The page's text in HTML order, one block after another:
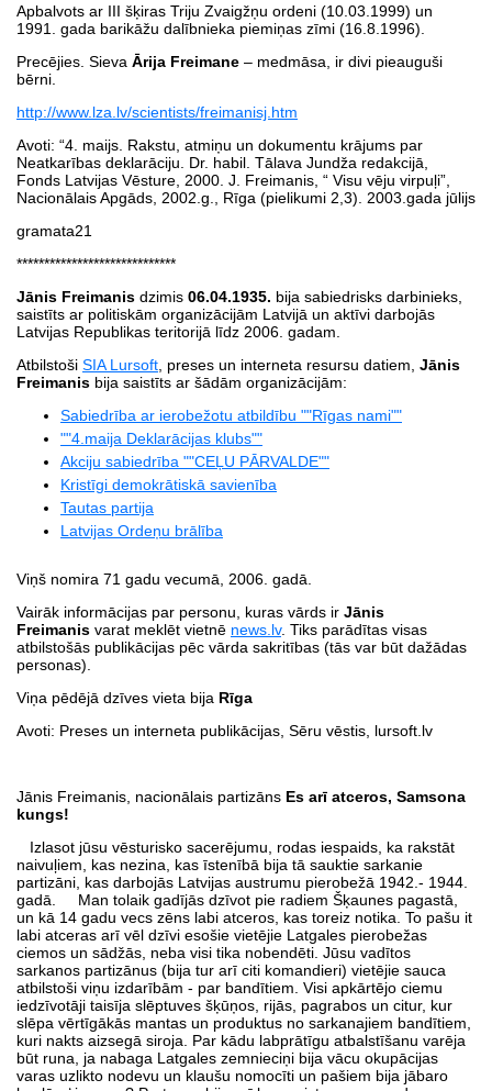
Apbalvots ar III šķiras Triju Zvaigžņu ordeni (10.03.1999) un
1991. gada barikāžu dalībnieka piemiņas zīmi (16.8.1996).
Precējies. Sieva Ārija Freimane – medmāsa, ir divi pieauguši
bērni.
http://www.lza.lv/scientists/freimanisj.htm
Avoti: “4. maijs. Rakstu, atmiņu un dokumentu krājums par
Neatkarības deklarāciju. Dr. habil. Tālava Jundža redakcijā,
Fonds Latvijas Vēsture, 2000. J. Freimanis, “ Visu vēju virpuļi”,
Nacionālais Apgāds, 2002.g., Rīga (pielikumi 2,3). 2003.gada jūlijs
gramata21
*****************************
Jānis Freimanis dzimis 06.04.1935. bija sabiedrisks darbinieks,
saistīts ar politiskām organizācijām Latvijā un aktīvi darbojās
Latvijas Republikas teritorijā līdz 2006. gadam.
Atbilstoši SIA Lursoft , preses un interneta resursu datiem, Jānis
Freimanis bija saistīts ar šādām organizācijām:
Sabiedrība ar ierobežotu atbildību ""Rīgas nami""
""4.maija Deklarācijas klubs""
Akciju sabiedrība ""CEĻU PĀRVALDE""
Kristīgi demokrātiskā savienība
Tautas partija
Latvijas Ordeņu brālība
Viņš nomira 71 gadu vecumā, 2006. gadā.
Vairāk informācijas par personu, kuras vārds ir Jānis
Freimanis varat meklēt vietnē news.lv. Tiks parādītas visas
atbilstošās publikācijas pēc vārda sakritības (tās var būt dažādas
personas).
Viņa pēdējā dzīves vieta bija Rīga
Avoti: Preses un interneta publikācijas, Sēru vēstis, lursoft.lv
Jānis Freimanis, nacionālais partizāns Es arī atceros, Samsona
kungs!
Izlasot jūsu vēsturisko sacerējumu, rodas iespaids, ka rakstāt
naivuļiem, kas nezina, kas īstenībā bija tā sauktie sarkanie
partizāni, kas darbojās Latvijas austrumu pierobežā 1942.- 1944.
gadā. Man tolaik gadījās dzīvot pie radiem Šķaunes pagastā,
un kā 14 gadu vecs zēns labi atceros, kas toreiz notika. To pašu it
labi atceras arī vēl dzīvi esošie vietējie Latgales pierobežas
ciemos un sādžās, neba visi tika nobendēti. Jūsu vadītos
sarkanos partizānus (bija tur arī citi komandieri) vietējie sauca
atbilstoši viņu izdarībām - par bandītiem. Visi apkārtējo ciemu
iedzīvotāji taisīja slēptuves šķūņos, rijās, pagrabos un citur, kur
slēpa vērtīgākās mantas un produktus no sarkanajiem bandītiem,
kuri nakts aizsegā siroja. Par kādu labprātīgu atbalstīšanu varēja
būt runa, ja nabaga Latgales zemnieciņi bija vācu okupācijas
varas uzlikto nodevu un klaušu nomocīti un pašiem bija jābaro